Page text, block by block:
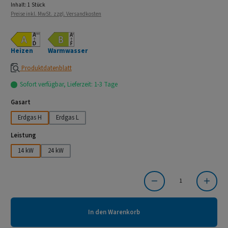
Inhalt: 1 Stück
Preise inkl. MwSt. zzgl. Versandkosten
Heizen
Warmwasser
Produktdatenblatt
Sofort verfügbar, Lieferzeit: 1-3 Tage
Gasart
Erdgas H
Erdgas L
Leistung
14 kW
24 kW
Produkt Anzahl: Gib den gewünschten Wert ein oder benutze die Schaltflächen um die
In den Warenkorb